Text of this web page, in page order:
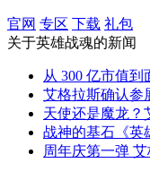
官网 专区 下载 礼包
关于英雄战魂的新闻
从 300 亿市值
艾格拉斯确认参
天使还是魔龙？
战神的基石《英
周年庆第一弹